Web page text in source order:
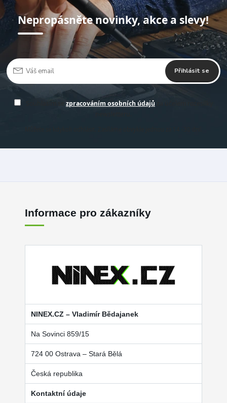
Nepropásněte novinky, akce a slevy!
Přihlásit se
zpracováním osobních údajů
Informace pro zákazníky
NINEX.CZ – Vladimír Bědajanek
Na Sovinci 859/15
724 00 Ostrava – Stará Bělá
Česká republika
Kontaktní údaje